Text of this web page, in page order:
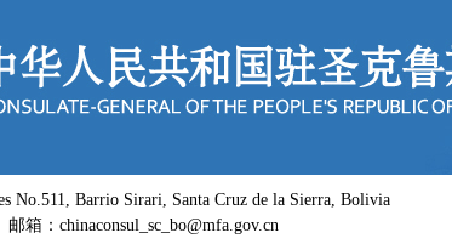
Barrio Sirari, Santa Cruz de la Sierra, Bolivia
：chinaconsul_sc_bo@mfa.gov.cn